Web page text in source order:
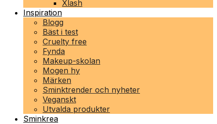
Xlash
Inspiration
Blogg
Bäst i test
Cruelty free
Fynda
Makeup-skolan
Mogen hy
Märken
Sminktrender och nyheter
Veganskt
Utvalda produkter
Sminkrea